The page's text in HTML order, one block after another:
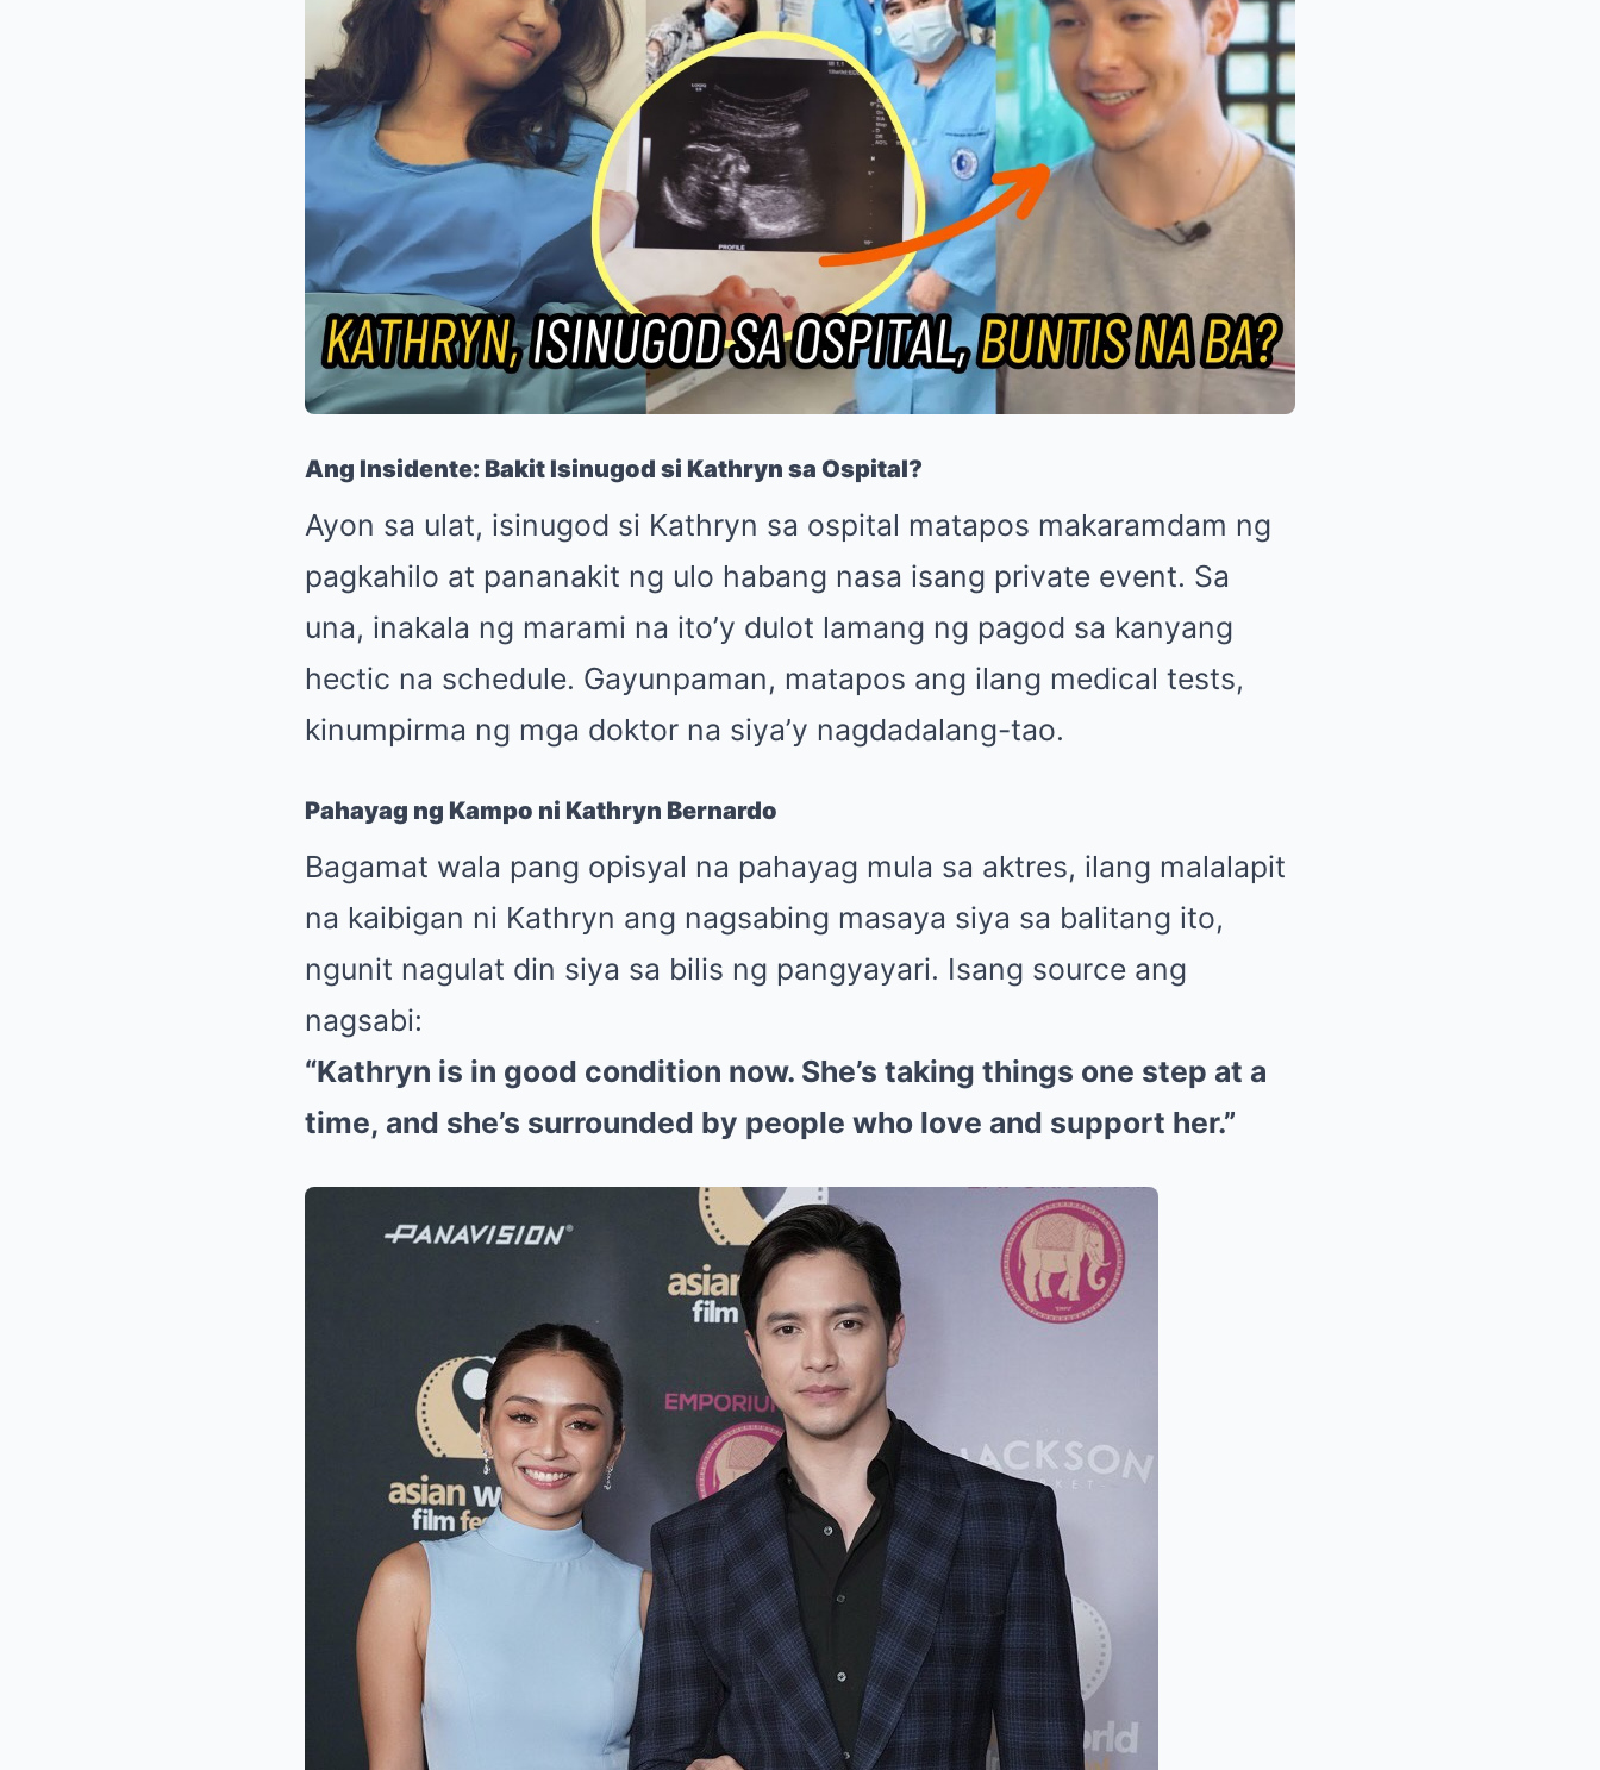
Ang Insidente: Bakit Isinugod si Kathryn sa Ospital?
Ayon sa ulat, isinugod si Kathryn sa ospital matapos makaramdam ng
pagkahilo at pananakit ng ulo habang nasa isang private event. Sa
una, inakala ng marami na ito’y dulot lamang ng pagod sa kanyang
hectic na schedule. Gayunpaman, matapos ang ilang medical tests,
kinumpirma ng mga doktor na siya’y nagdadalang-tao.
Pahayag ng Kampo ni Kathryn Bernardo
Bagamat wala pang opisyal na pahayag mula sa aktres, ilang malalapit
na kaibigan ni Kathryn ang nagsabing masaya siya sa balitang ito,
ngunit nagulat din siya sa bilis ng pangyayari. Isang source ang
nagsabi:
“Kathryn is in good condition now. She’s taking things one step at a
time, and she’s surrounded by people who love and support her.”